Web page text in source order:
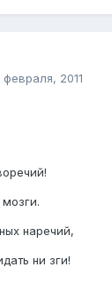
февраля, 2011
наречий,
ни зги!